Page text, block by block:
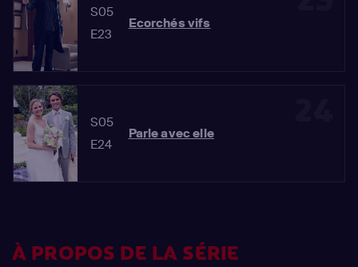
S05
E23
Ecorchés vifs
S05
E24
Parle avec elle
À PROPOS DE LA SÉRIE